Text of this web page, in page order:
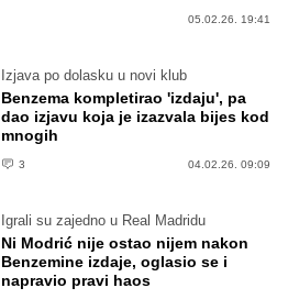
05.02.26. 19:41
Izjava po dolasku u novi klub
Benzema kompletirao 'izdaju', pa
dao izjavu koja je izazvala bijes kod
mnogih
3 04.02.26. 09:09
Igrali su zajedno u Real Madridu
Ni Modrić nije ostao nijem nakon
Benzemine izdaje, oglasio se i
napravio pravi haos